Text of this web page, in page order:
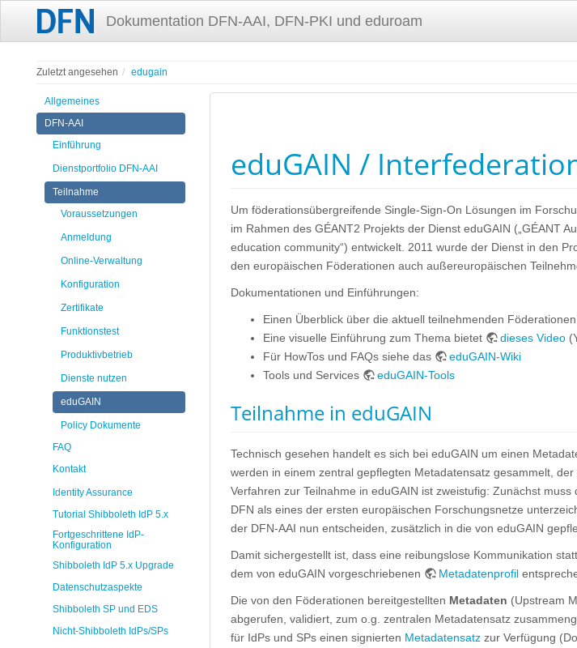
Dokumentation DFN-AAI, DFN-PKI und eduroam
Zuletzt angesehen edugain
Allgemeines
DFN-AAI
Einführung
Dienstportfolio DFN-AAI
Teilnahme
Voraussetzungen
Anmeldung
Online-Verwaltung
Konfiguration
Zertifikate
Funktionstest
Produktivbetrieb
Dienste nutzen
eduGAIN
Policy Dokumente
FAQ
Kontakt
Identity Assurance
Tutorial Shibboleth IdP 5.x
Fortgeschrittene IdP-
Konfiguration
Shibboleth IdP 5.x Upgrade
Datenschutzaspekte
Shibboleth SP und EDS
Nicht-Shibboleth IdPs/SPs
eduGAIN /
Um föderationsübergreifende Single-Sign-On Lösungen im
im Rahmen des GÉANT2 Projekts der Dienst eduGAIN („GÉANT
education community“) entwickelt. 2011 wurde der Dienst in den
den europäischen Föderationen auch außereuropäischen
Dokumentationen und Einführungen:
Einen Überblick über die aktuell teilnehmenden
Eine visuelle Einführung zum Thema bietet
dieses Video
Für HowTos und FAQs siehe das
eduGAIN-Wiki
Tools und Services
eduGAIN-Tools
Teilnahme in eduGAIN
Technisch gesehen handelt es sich bei eduGAIN um einen
werden in einem zentral gepflegten Metadatensatz gesammelt,
Verfahren zur Teilnahme in eduGAIN ist zweistufig: Zunächst
DFN als eines der ersten europäischen Forschungsnetze
der DFN-AAI nun entscheiden, zusätzlich in die von eduGAIN
Damit sichergestellt ist, dass eine reibungslose Kommunikation
dem von eduGAIN vorgeschriebenen
Metadatenprofil
Die von den Föderationen bereitgestellten Metadaten (Upstream
abgerufen, validiert, zum o.g. zentralen Metadatensatz
für IdPs und SPs einen signierten Metadatensatz zur Verfügung